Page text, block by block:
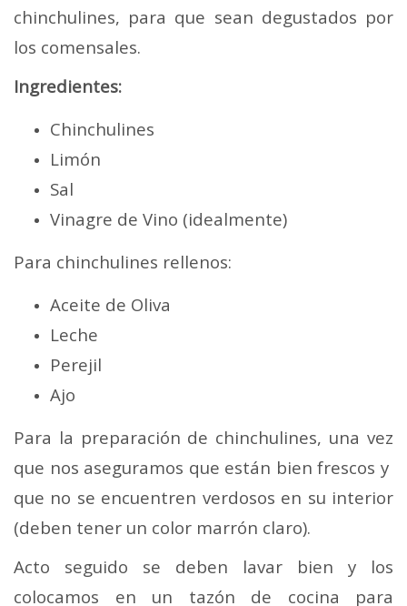
chinchulines, para que sean degustados por
los comensales.
Ingredientes:
Chinchulines
Limón
Sal
Vinagre de Vino (idealmente)
Para chinchulines rellenos:
Aceite de Oliva
Leche
Perejil
Ajo
Para la preparación de chinchulines, una vez
que nos aseguramos que están bien frescos y
que no se encuentren verdosos en su interior
(deben tener un color marrón claro).
Acto seguido se deben lavar bien y los
colocamos en un tazón de cocina para